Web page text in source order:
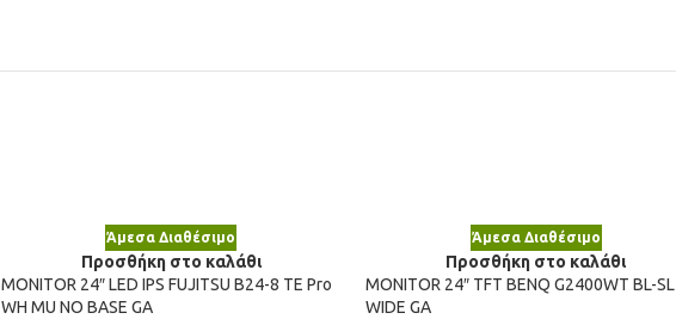
Άμεσα Διαθέσιμο
Προσθήκη στο καλάθι
MONITOR 24″ LED IPS FUJITSU B24-8 TE Pro
WH MU NO BASE GA
Άμεσα Διαθέσιμο
Προσθήκη στο καλάθι
MONITOR 24″ TFT BENQ G2400WT BL-SL
WIDE GA